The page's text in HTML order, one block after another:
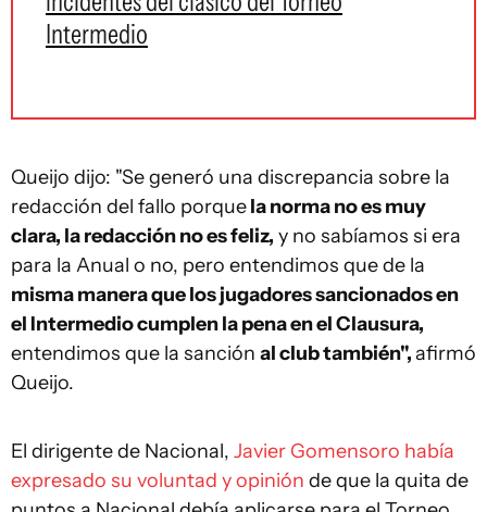
Intermedio
Queijo dijo: "Se generó una discrepancia sobre la
redacción del fallo porquela norma no es muy
clara, la redacción no es feliz, y no sabíamos si era
para la Anual o no, pero entendimos que de la
misma manera que los jugadores sancionados en
el Intermedio cumplen la pena en el Clausura,
entendimos que la sanción al club también",afirmó
Queijo.
El dirigente de Nacional, Javier Gomensoro había
expresado su voluntad y opinión de que la quita de